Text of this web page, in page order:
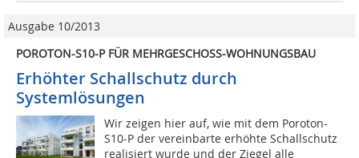
Ausgabe 10/2013
POROTON-S10-P FÜR MEHRGESCHOSS-WOHNUNGSBAU
Erhöhter Schallschutz durch
Systemlösungen
Wir zeigen hier auf, wie mit dem Poroton-
S10-P der vereinbarte erhöhte Schallschutz
realisiert wurde und der Ziegel alle